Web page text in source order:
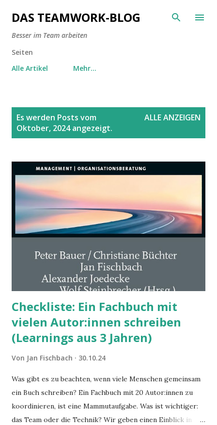
Direkt zum Hauptbereich
DAS TEAMWORK-BLOG
Besser im Team arbeiten
Seiten
Alle Artikel
Mehr…
Es werden Posts vom
Oktober, 2024 angezeigt.
ALLE ANZEIGEN
Checkliste: Ein Fachbuch mit
vielen Autor:innen schreiben
(Learnings aus 3 Jahren)
Von Jan Fischbach 30.10.24
Was gibt es zu beachten, wenn viele Menschen gemeinsam
ein Buch schreiben? Ein Fachbuch mit 20 Autor:innen zu
koordinieren, ist eine Mammutaufgabe. Was ist wichtiger:
das Team oder die Technik? Wir geben einen Einblick in